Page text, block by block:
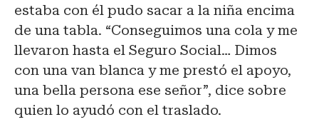
estaba con él pudo sacar a la niña encima
de una tabla. “Conseguimos una cola y me
llevaron hasta el Seguro Social… Dimos
con una van blanca y me prestó el apoyo,
una bella persona ese señor”, dice sobre
quien lo ayudó con el traslado.